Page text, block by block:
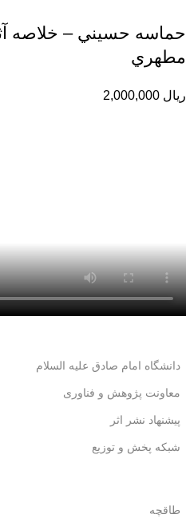
حماسه حسيني – خلاصه
مطهري
ریال
دانشگاه امام صادق علیه السلام
معاونت پژوهش و فناوری
پیشنهاد نشر اثر
شبکه پخش و توزیع
طاقچه